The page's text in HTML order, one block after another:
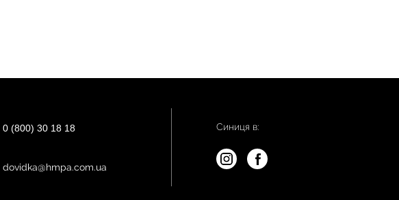
0 (800) 30 18 18
dovidka@hmpa.com.ua
Синиця в: